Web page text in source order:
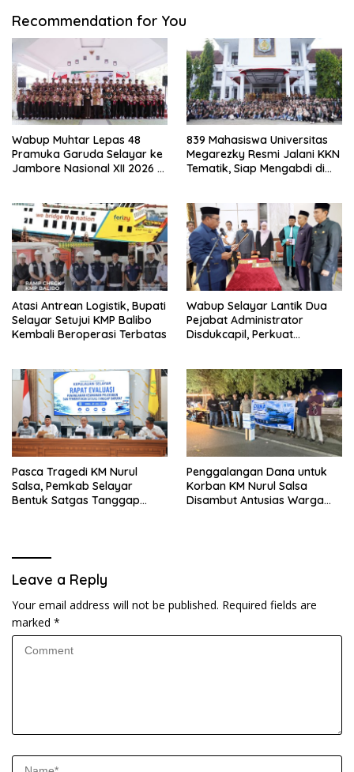
Recommendation for You
Wabup Muhtar Lepas 48
Pramuka Garuda Selayar ke
Jambore Nasional XII 2026 di
839 Mahasiswa Universitas
Megarezky Resmi Jalani KKN
Tematik, Siap Mengabdi di
Atasi Antrean Logistik, Bupati
Selayar Setujui KMP Balibo
Kembali Beroperasi Terbatas
Wabup Selayar Lantik Dua
Pejabat Administrator
Disdukcapil, Perkuat
Pasca Tragedi KM Nurul
Salsa, Pemkab Selayar
Bentuk Satgas Tanggap
Penggalangan Dana untuk
Korban KM Nurul Salsa
Disambut Antusias Warga
Leave a Reply
Your email address will not be published. Required fields are
marked *